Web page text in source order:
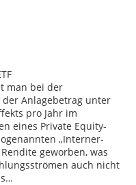
man bei der
Anlagebetrag unter
pro Jahr im
eines Private Equity-
„Interner-
geworben, was
auch nicht